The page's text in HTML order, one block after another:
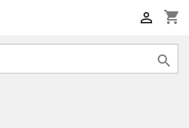
shopping_cart

